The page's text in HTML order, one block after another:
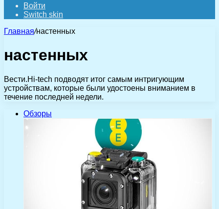
Войти
Switch skin
Главная/настенных
настенных
Вести.Hi-tech подводят итог самым интригующим
устройствам, которые были удостоены вниманием в
течение последней недели.
Обзоры